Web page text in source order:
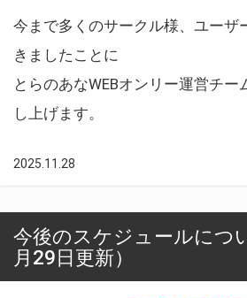
今まで多くのサークル様、ユーザ
きましたことに
とらのあなWEBオンリー運営チー
し上げます。
2025.11.28
今後のスケジュールにつ
月29日更新）